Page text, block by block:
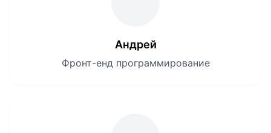
Андрей
Фронт-енд программирование